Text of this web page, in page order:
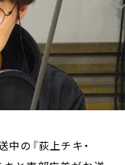
の『荻上チキ・